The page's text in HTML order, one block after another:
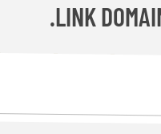
.LINK